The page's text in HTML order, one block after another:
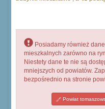
Posiadamy również
mieszkalnych zarówno na
Niestety dane te nie są
mniejszych od powiatów.
bezpośrednio na stronie
Powiat